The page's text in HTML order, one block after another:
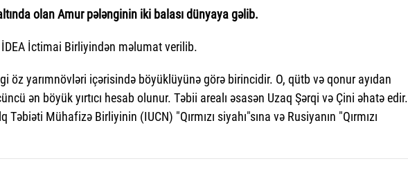
olan Amur pələnginin iki balası dünyaya gəlib.
İctimai Birliyindən məlumat verilib.
öz yarımnövləri içərisində böyüklüyünə görə birincidir. O, qütb və qonur ayıdan
ən böyük yırtıcı hesab olunur. Təbii arealı əsasən Uzaq Şərqi və Çini əhatə edir.
Təbiəti Mühafizə Birliyinin (IUCN) "Qırmızı siyahı"sına və Rusiyanın "Qırmızı